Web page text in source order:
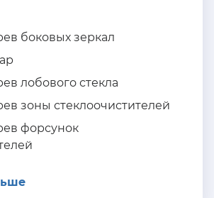
боковых зеркал
лобового стекла
зоны стеклоочистителей
форсунок